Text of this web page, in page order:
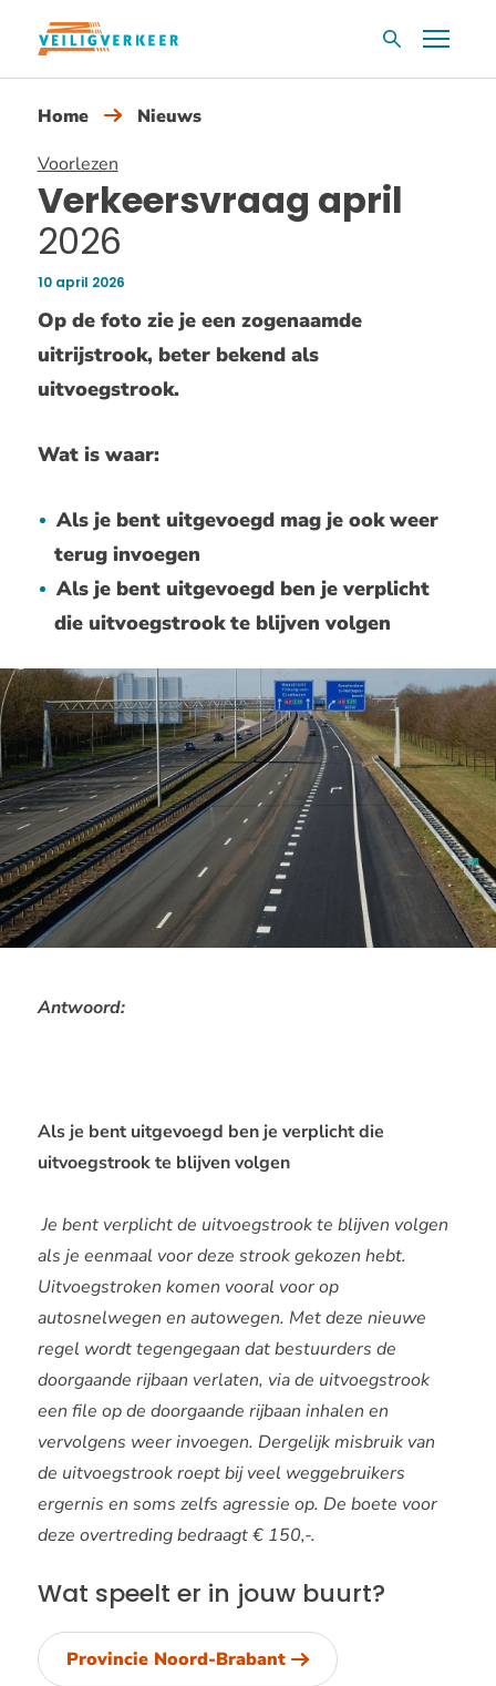
Overslaan
inhoud
ZoekvakMenu
Home
Nieuws
Voorlezen
Verkeersvraag april
2026
Publicatiedatum:
10 april 2026
Op de foto zie je een zogenaamde
uitrijstrook, beter bekend als
uitvoegstrook.
Wat is waar:
Als je bent uitgevoegd mag je ook weer
terug invoegen
Als je bent uitgevoegd ben je verplicht
die uitvoegstrook te blijven volgen
Antwoord:
Als je bent uitgevoegd ben je verplicht die
uitvoegstrook te blijven volgen
Je bent verplicht de uitvoegstrook te blijven volgen
als je eenmaal voor deze strook gekozen hebt.
Uitvoegstroken komen vooral voor op
autosnelwegen en autowegen. Met deze nieuwe
regel wordt tegengegaan dat bestuurders de
doorgaande rijbaan verlaten, via de uitvoegstrook
een file op de doorgaande rijbaan inhalen en
vervolgens weer invoegen. Dergelijk misbruik van
de uitvoegstrook roept bij veel weggebruikers
ergernis en soms zelfs agressie op. De boete voor
deze overtreding bedraagt € 150,-.
Wat speelt er in jouw buurt?
Provincie Noord-Brabant